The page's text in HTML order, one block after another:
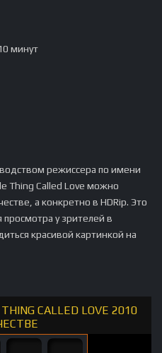
минут
режиссера по имени
Thing Called Love можно
а конкретно в HDRip. Это
у зрителей в
красивой картинкой на
CALLED LOVE 2010